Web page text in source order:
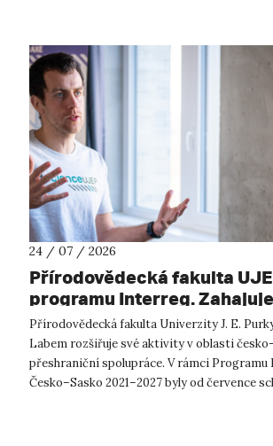
24 / 07 / 2026
Přírodovědecká fakulta
programu Interreg.
přeshraniční projekty se
partnery
Přírodovědecká fakulta Univerzity J. E.
Labem rozšiřuje své aktivity v oblasti
přeshraniční spolupráce. V rámci
Česko–Sasko 2021–2027 byly od července